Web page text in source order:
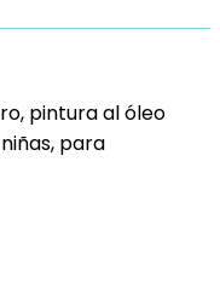
pintura al óleo
para